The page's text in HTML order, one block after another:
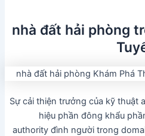
nhà đất hải phòng
Sự cải thiện trưởng của kỹ thuật
hiệu phần đông khẩu
authority đình người trong